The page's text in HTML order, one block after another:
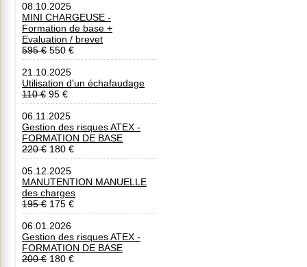
08.10.2025
MINI CHARGEUSE -
Formation de base +
Evaluation / brevet
595 € 550 €
21.10.2025
Utilisation d'un échafaudage
110 € 95 €
06.11.2025
Gestion des risques ATEX -
FORMATION DE BASE
220 € 180 €
05.12.2025
MANUTENTION MANUELLE
des charges
195 € 175 €
06.01.2026
Gestion des risques ATEX -
FORMATION DE BASE
200 € 180 €